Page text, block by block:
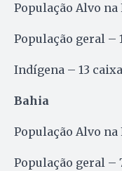
População Alvo na
População geral –
Indígena – 13
Bahia
População Alvo na
População geral –